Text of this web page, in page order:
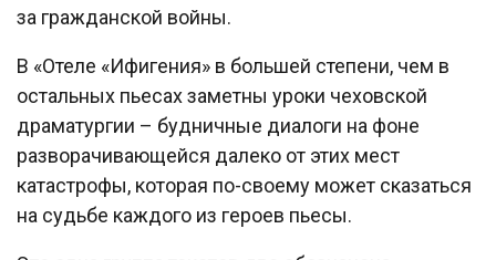
за гражданской войны.
В «Отеле «Ифигения» в большей степени, чем в
остальных пьесах заметны уроки чеховской
драматургии – будничные диалоги на фоне
разворачивающейся далеко от этих мест
катастрофы, которая по-своему может сказаться
на судьбе каждого из героев пьесы.